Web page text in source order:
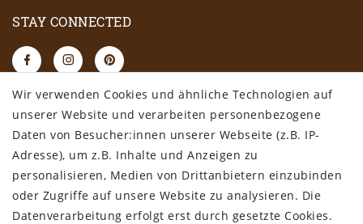
sorgfältig ausgewählt und verarbeitet, um Ihrem Zuhause
Wohnambiente auffrischen oder Ihren persönlichen Stil
unterstreichen möchten – bei SoftArt finden Sie die
verleihen. Erkunden Sie jetzt unsere Auswahl und
verwandeln Sie Ihr Zuhause in eine Oase der Eleganz.
STAY CONNECTED
RECHTLICHES
AGB
Datenschutz
Impressum
Widerrufsbelehrung
Wir verwenden Cookies und ähnliche Technologien auf
unserer Website und verarbeiten personenbezogene
Daten von Besucher:innen unserer Webseite (z.B. IP-
Adresse), um z.B. Inhalte und Anzeigen zu
personalisieren, Medien von Drittanbietern einzubinden
oder Zugriffe auf unsere Website zu analysieren. Die
Datenverarbeitung erfolgt erst durch gesetzte Cookies.